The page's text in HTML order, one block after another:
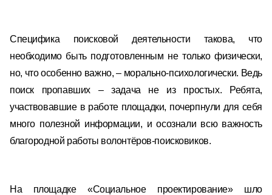
Специфика поисковой деятельности такова, что
необходимо быть подготовленным не только физически,
но, что особенно важно, – морально-психологически. Ведь
поиск пропавших – задача не из простых. Ребята,
участвовавшие в работе площадки, почерпнули для себя
много полезной информации, и осознали всю важность
благородной работы волонтёров-поисковиков.
На площадке «Социальное проектирование» шло